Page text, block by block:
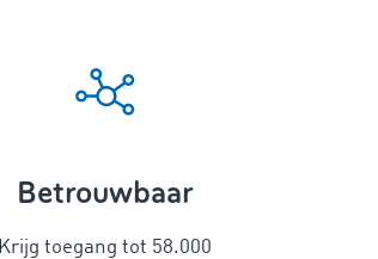
Betrouwbaar
Krijg toegang tot 58.000